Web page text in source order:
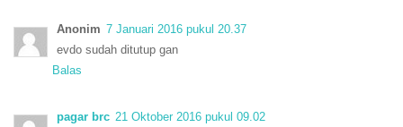
Anonim 7 Januari 2016 pukul 20.37
evdo sudah ditutup gan
Balas
pagar brc 21 Oktober 2016 pukul 09.02